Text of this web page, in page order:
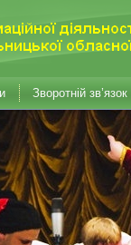
Зворотній зв’язок